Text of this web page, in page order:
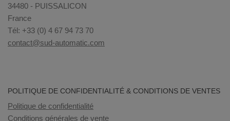
34480 - PUISSALICON
France
Tél: +33 (0) 4 67 94 73 70
contact@sud-automatic.com
POLITIQUE DE CONFIDENTIALITÉ & CONDITIONS DE VENTES
Politique de confidentialité
Conditions générales de vente